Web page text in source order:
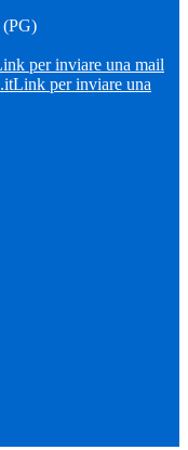
(PG)
per inviare una mail
Link per inviare una